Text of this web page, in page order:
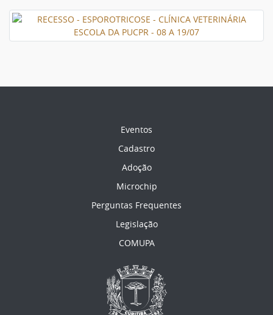
Eventos
Cadastro
Adoção
Microchip
Perguntas Frequentes
Legislação
COMUPA